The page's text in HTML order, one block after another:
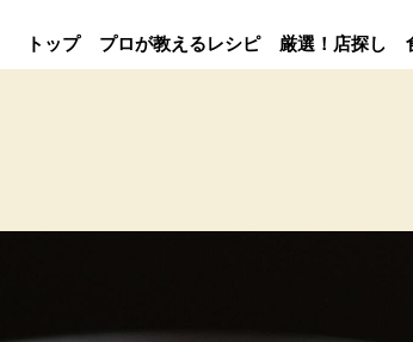
トップ プロが教えるレシピ 厳選！店探し